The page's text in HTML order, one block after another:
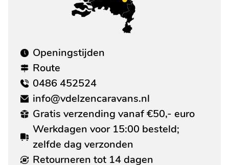
Openingstijden
Route
0486 452524
info@vdelzencaravans.nl
Gratis verzending vanaf €50,- euro
Werkdagen voor 15:00 besteld;
zelfde dag verzonden
Retourneren tot 14 dagen